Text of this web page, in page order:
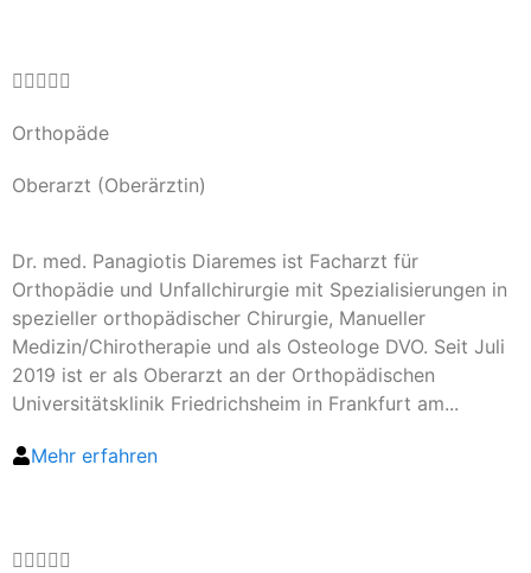

Orthopäde
Oberarzt (Oberärztin)
Dr. med. Panagiotis Diaremes ist Facharzt für
Orthopädie und Unfallchirurgie mit Spezialisierungen in
spezieller orthopädischer Chirurgie, Manueller
Medizin/Chirotherapie und als Osteologe DVO. Seit Juli
2019 ist er als Oberarzt an der Orthopädischen
Universitätsklinik Friedrichsheim in Frankfurt am...
Mehr erfahren
